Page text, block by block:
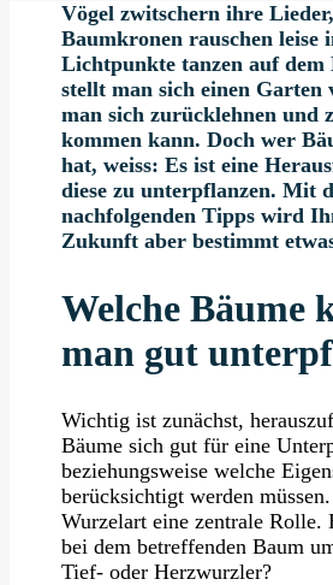
Vögel zwitschern ihre
Baumkronen rauschen leise
Lichtpunkte tanzen auf dem
stellt man sich einen Garten
man sich zurücklehnen und
kommen kann. Doch wer
hat, weiss: Es ist eine
diese zu unterpflanzen. Mit
nachfolgenden Tipps wird
Zukunft aber bestimmt
Welche Bäume
man gut
Wichtig ist zunächst,
Bäume sich gut für eine
beziehungsweise welche
berücksichtigt werden
Wurzelart eine zentrale Rolle.
bei dem betreffenden Baum
Tief- oder Herzwurzler?